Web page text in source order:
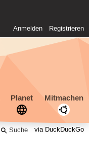
Anmelden Registrieren
Planet Mitmachen
via DuckDuckGo